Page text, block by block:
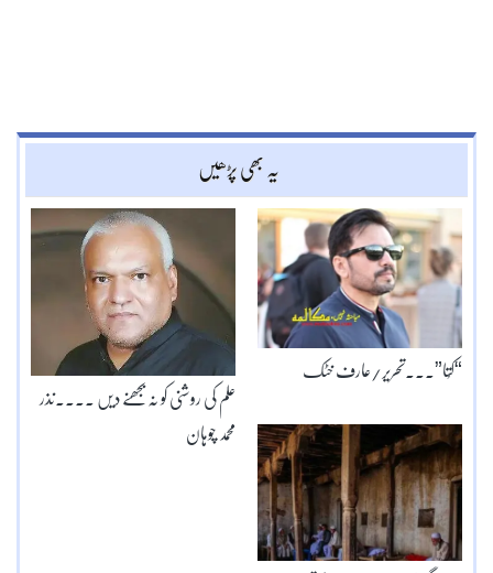
یہ بھی پڑھیں
علم کی روشنی کو نہ بجھنے دیں ۔۔۔۔نذر
محمد چوہان
“کُتا”۔۔۔تحریر/عارف خٹک